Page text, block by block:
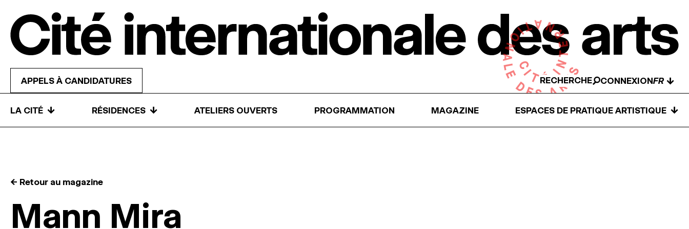
APPELS À CANDIDATURES RECHERCHE CONNEXION ↓
LA CITÉ ↓ RÉSIDENCES ↓ ATELIERS OUVERTS PROGRAMMATION MAGAZINE ESPACES DE PRATIQUE ARTISTIQUE ↓
← Retour au magazine
Mann Mira